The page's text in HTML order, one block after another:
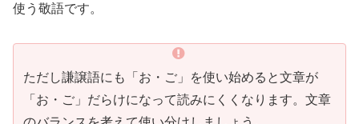
使う敬語です。
ただし謙譲語にも「お・ご」を使い始めると文章が
「お・ご」だらけになって読みにくくなります。文章